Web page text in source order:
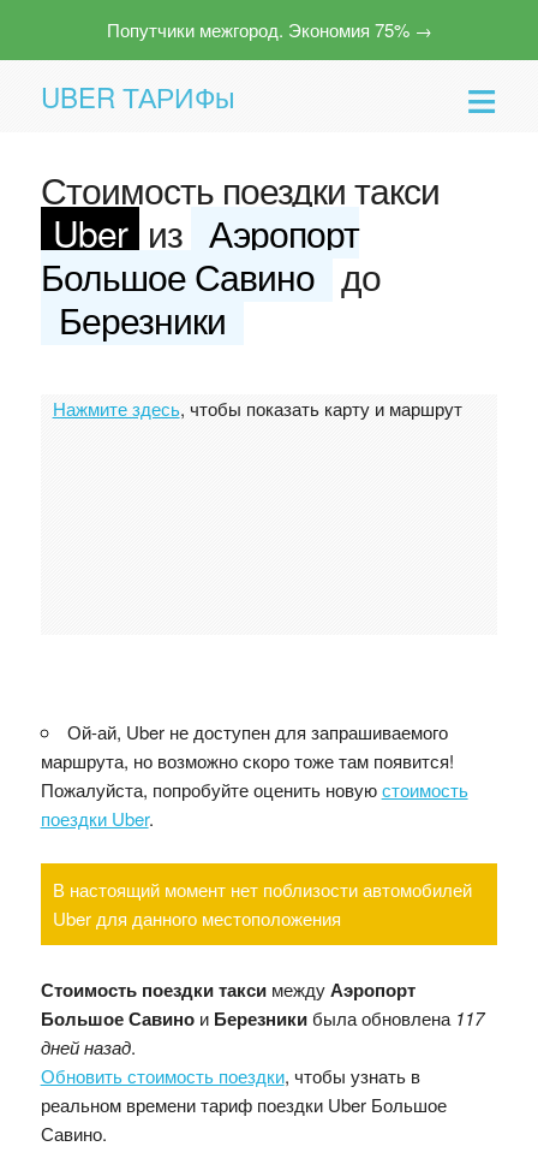
Попутчики межгород. Экономия 75% →
UBER ТАРИФы
Стоимость поездки такси
Uber из Аэропорт
Большое Савино до
Березники
Нажмите здесь, чтобы показать карту и маршрут
Ой-ай, Uber не доступен для запрашиваемого
маршрута, но возможно скоро тоже там появится!
Пожалуйста, попробуйте оценить новуюстоимость
поездки Uber.
В настоящий момент нет поблизости автомобилей
Uber для данного местоположения
Стоимость поездки таксимеждуАэропорт
Большое Савинои Березникибыла обновлена 117
дней назад.
Обновить стоимость поездки, чтобы узнать в
реальном времени тариф поездки Uber Большое
Савино.